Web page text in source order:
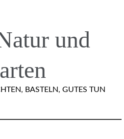
und
BASTELN, GUTES TUN